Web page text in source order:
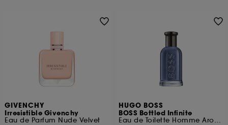
GIVENCHY
Irresistible Givenchy
Eau de Parfum Nude Velvet
HUGO BOSS
BOSS Bottled Infinite
Eau de Toilette Homme Aromatique et Fruitée